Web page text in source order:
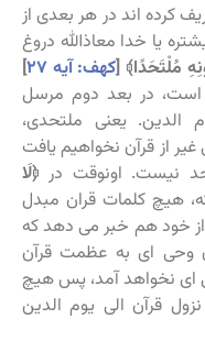
کرده اند در هر بعدی از
یا خدا معاذالله دروغ
مُلْتَحَدًا﴾ [کهف: آیه ۲۷
]
است، در بعد دوم مرسل
یعنی ملتحدی،
از قرآن نخواهیم یافت
نیست. اونوقت در ﴿لَا
هیچ کلمات قران مبدل
از خود هم خبر می دهد که
وحی ای به عظمت قرآن
ای نخواهد آمد، پس هیچ
قرآن الی یوم الدین